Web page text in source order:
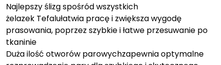
Najlepszy ślizg spośród wszystkich
żelazek Tefalułatwia pracę i zwiększa wygodę
prasowania, poprzez szybkie i łatwe przesuwanie po
tkaninie
Duża ilość otworów parowychzapewnia optymalne